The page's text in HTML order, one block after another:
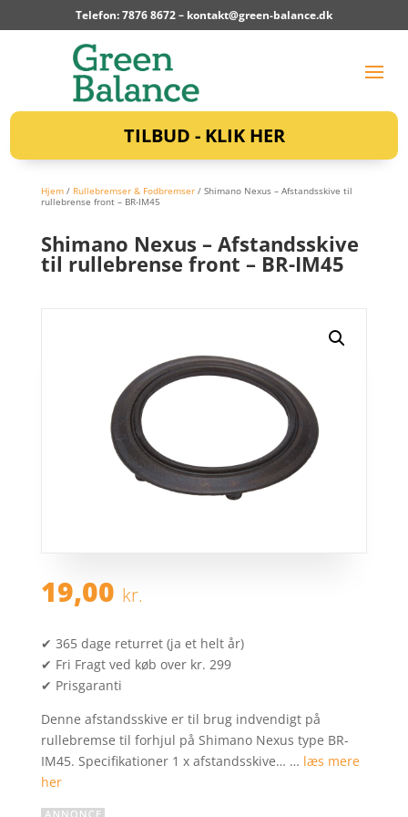
Telefon: 7876 8672 – kontakt@green-balance.dk
TILBUD - KLIK HER
Hjem/ Rullebremser & Fodbremser/ Shimano Nexus – Afstandsskive til
rullebrense front – BR-IM45
Shimano Nexus – Afstandsskive
til rullebrense front – BR-IM45
19,00 kr.
✔ 365 dage returret (ja et helt år)
✔ Fri Fragt ved køb over kr. 299
✔ Prisgaranti
Denne afstandsskive er til brug indvendigt på
rullebremse til forhjul på Shimano Nexus type BR-
IM45. Specifikationer 1 x afstandsskive… … læs mere
her